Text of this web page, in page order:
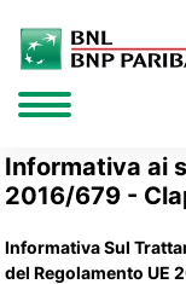
Informativa ai
2016/679 -
Informativa Sul
del Regolamento UE